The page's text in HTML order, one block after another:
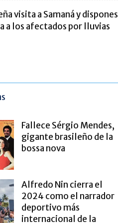
visita a Samaná y dispones
a los afectados por lluvias
Fallece Sérgio Mendes,
gigante brasileño de la
bossa nova
Alfredo Nin cierra el
2024 como el narrador
deportivo más
internacional de la